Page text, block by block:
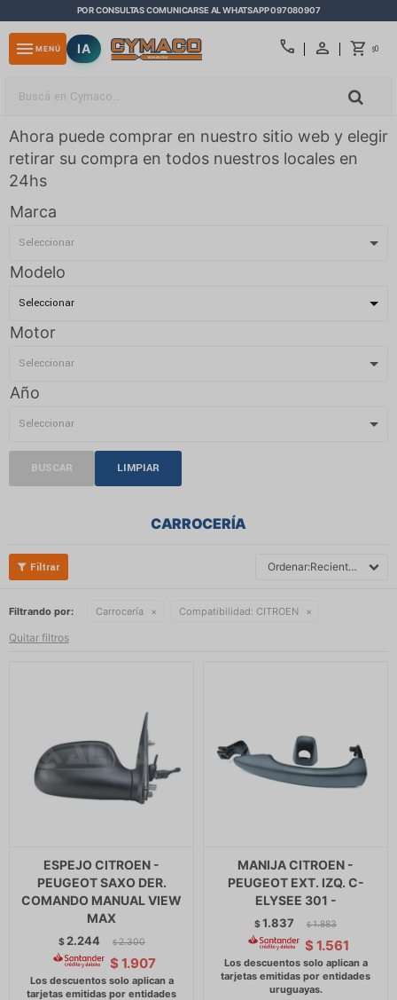
POR CONSULTAS COMUNICARSE AL WHATSAPP 097080907
call $0
menu MENÚ IA
Ahora puede comprar en nuestro sitio web y elegir
retirar su compra en todos nuestros locales en
24hs
Marca
Modelo
Motor
Año
BUSCAR LIMPIAR
CARROCERÍA
Recientes
Filtrando por: Carrocería Compatibilidad: CITROEN
Quitar filtros
ESPEJO CITROEN -
PEUGEOT SAXO DER.
COMANDO MANUAL VIEW
MAX
$ 2.244 $ 2.300
$ 1.907
MANIJA CITROEN -
PEUGEOT EXT. IZQ. C-
ELYSEE 301 -
$1.837 $ 1.883
$ 1.561
close